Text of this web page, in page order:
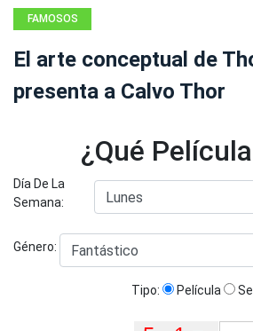
FAMOSOS
El arte conceptual de
presenta a Calvo Thor
¿Qué
Día De La
Semana:
Género:
Tipo: Película